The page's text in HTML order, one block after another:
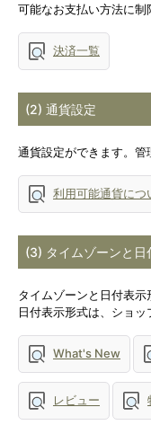
可能なお支払い方法に制
決済一覧
(2) 通貨設定
通貨設定ができます。管
利用可能通貨につ
(3) タイムゾーンと日
タイムゾーンと日付表示
日付表示形式は、ショッ
What's New
レビュー